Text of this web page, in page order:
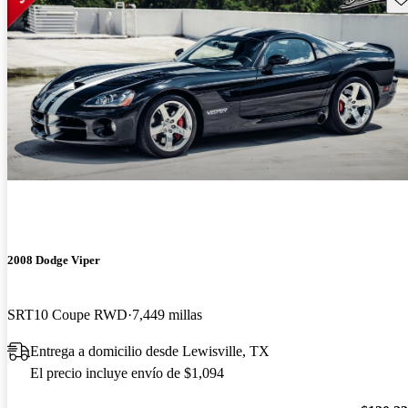
2008 Dodge Viper
SRT10 Coupe RWD 7,449 millas
Entrega a domicilio desde Lewisville, TX
El precio incluye envío de $1,094